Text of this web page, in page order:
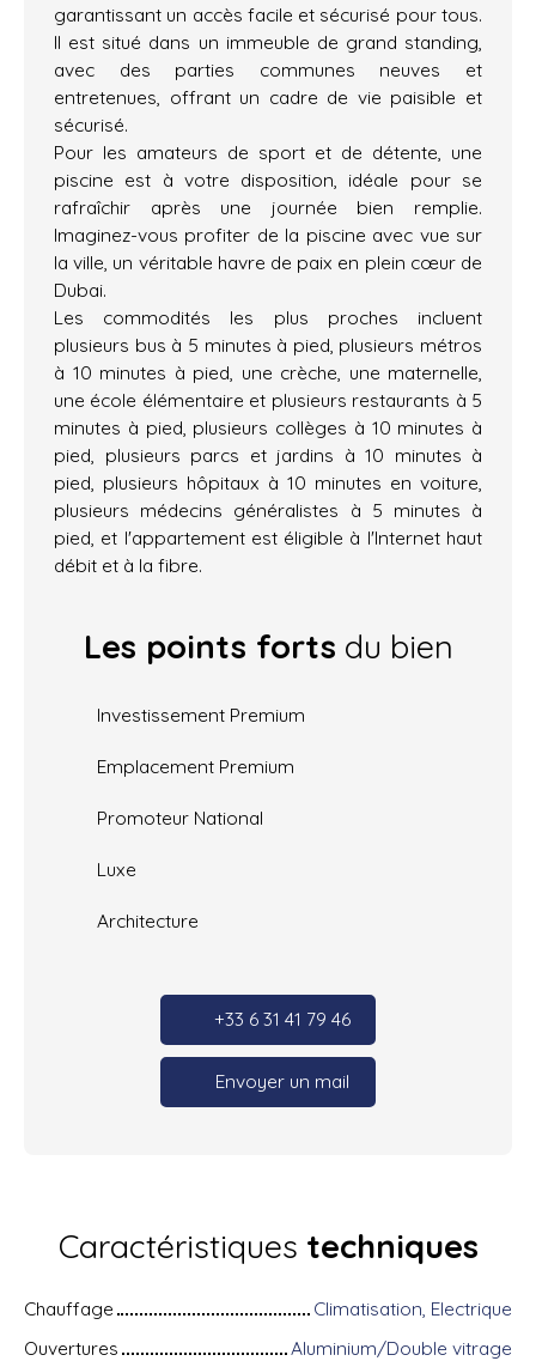
garantissant un accès facile et sécurisé pour tous.
Il est situé dans un immeuble de grand standing,
avec des parties communes neuves et
entretenues, offrant un cadre de vie paisible et
sécurisé.
Pour les amateurs de sport et de détente, une
piscine est à votre disposition, idéale pour se
rafraîchir après une journée bien remplie.
Imaginez-vous profiter de la piscine avec vue sur
la ville, un véritable havre de paix en plein cœur de
Dubai.
Les commodités les plus proches incluent
plusieurs bus à 5 minutes à pied, plusieurs métros
à 10 minutes à pied, une crèche, une maternelle,
une école élémentaire et plusieurs restaurants à 5
minutes à pied, plusieurs collèges à 10 minutes à
pied, plusieurs parcs et jardins à 10 minutes à
pied, plusieurs hôpitaux à 10 minutes en voiture,
plusieurs médecins généralistes à 5 minutes à
pied, et l'appartement est éligible à l'Internet haut
débit et à la fibre.
Les points forts du bien
Investissement Premium
Emplacement Premium
Promoteur National
Luxe
Architecture
+33 6 31 41 79 46
Envoyer un mail
Caractéristiques techniques
Chauffage
Climatisation, Electrique
Ouvertures
Aluminium/Double vitrage